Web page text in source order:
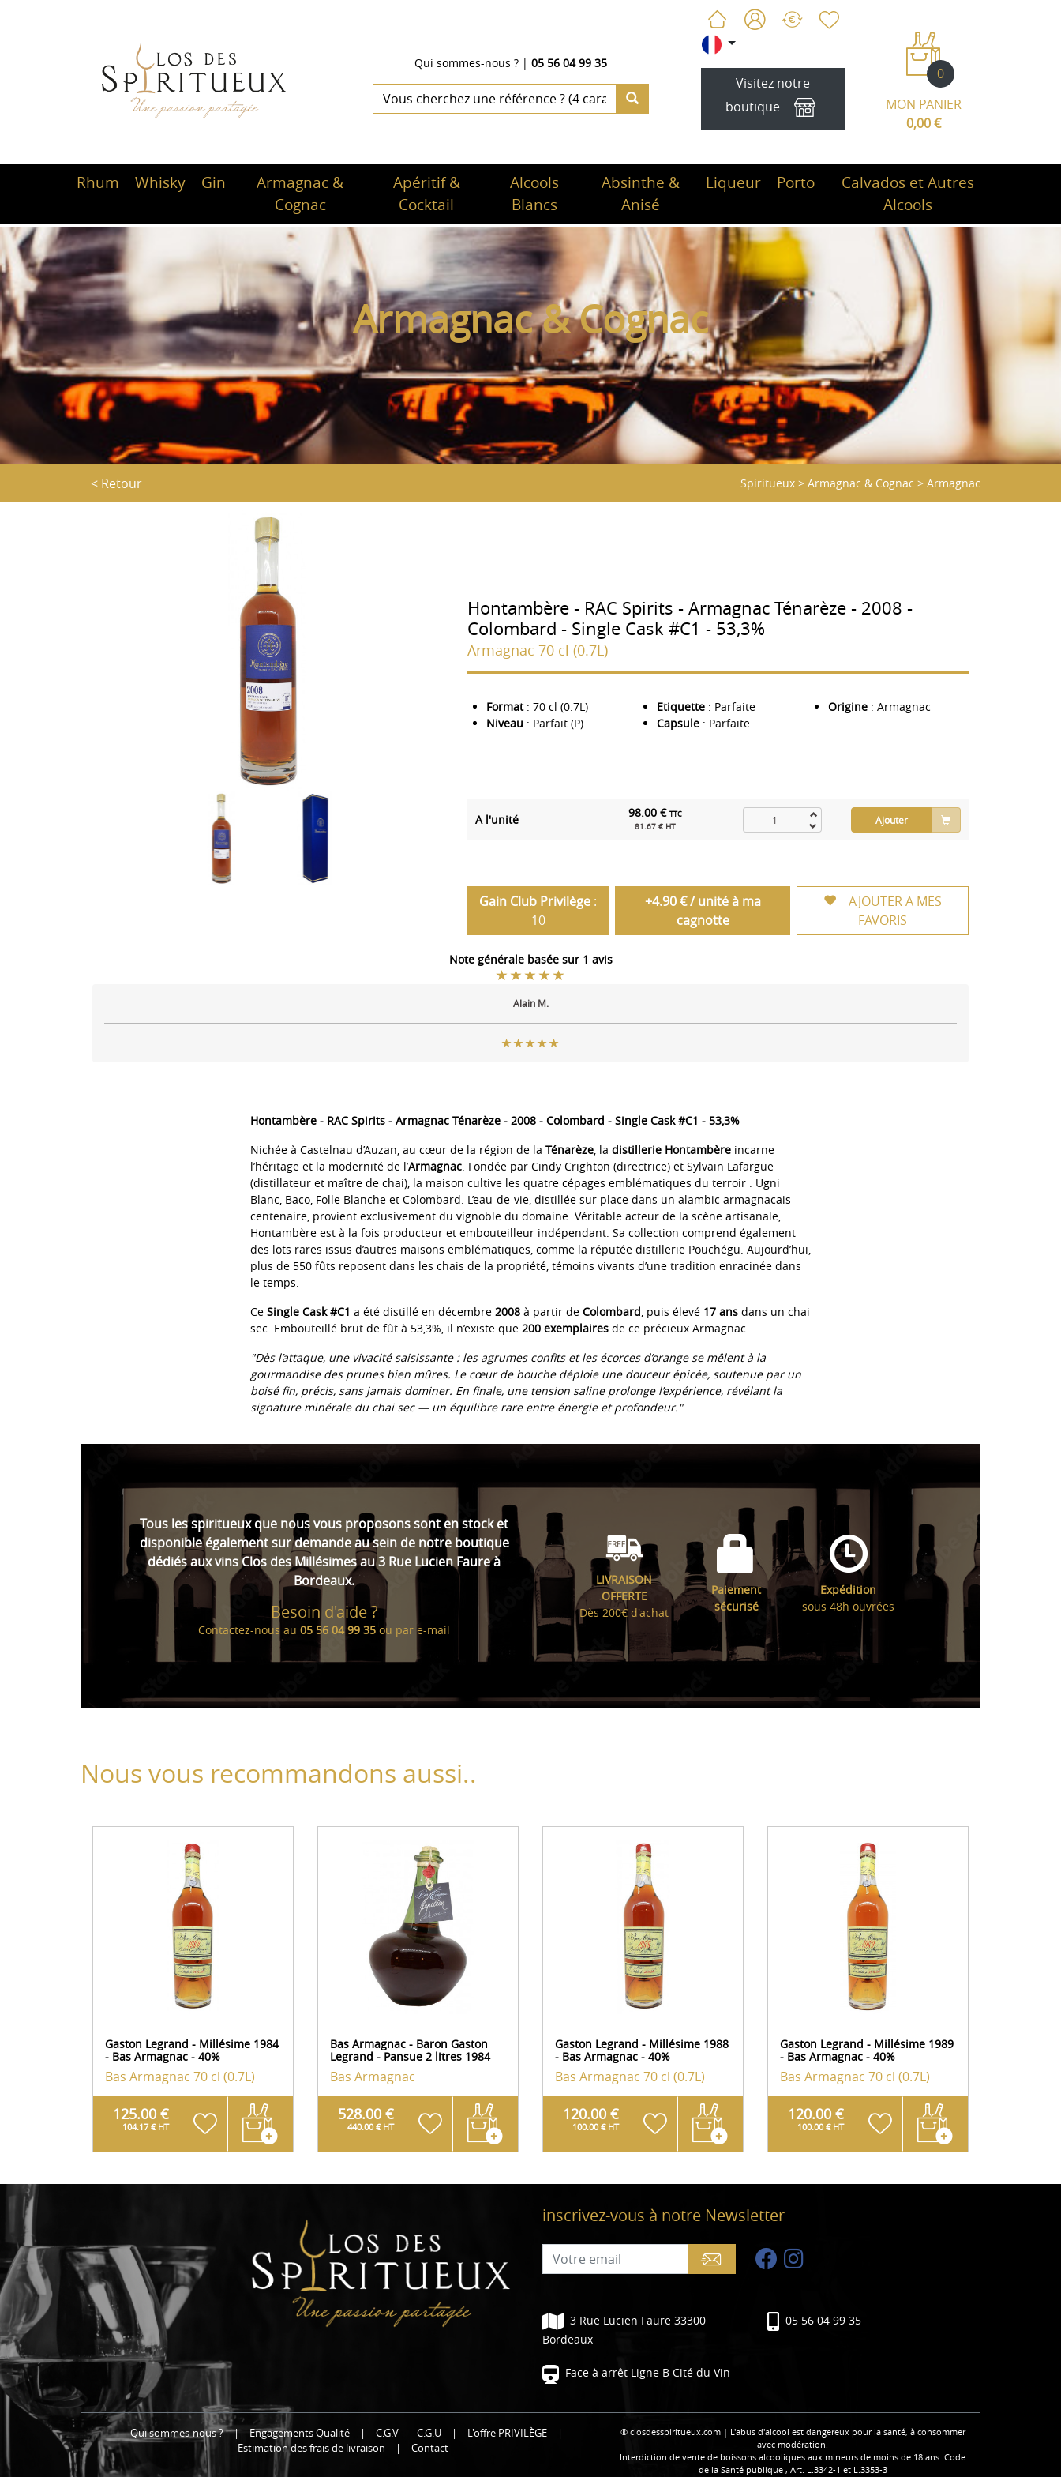
Visitez notre
boutique
0
MON PANIER
0,00 €
Qui sommes-nous ? |05 56 04 99 35
Rhum Whisky Gin
Armagnac &
Cognac
Apéritif &
Cocktail
Alcools
Blancs
Absinthe &
Anisé
Liqueur Porto
Calvados et Autres
Alcools
Armagnac & Cognac
< Retour Spiritueux > Armagnac & Cognac > Armagnac
Hontambère - RAC Spirits - Armagnac Ténarèze - 2008 -
Colombard - Single Cask #C1 - 53,3%
Armagnac 70 cl (0.7L)
Format: 70 cl (0.7L)
Niveau : Parfait (P)
Etiquette : Parfaite
Capsule : Parfaite
Origine: Armagnac
A l'unité 98.00 €TTC
81.67 € HT
Ajouter
Gain Club Privilège :
10
+4.90 € / unité à ma
cagnotte
AJOUTER A MES
FAVORIS
Note générale basée sur 1 avis
Alain M.
Hontambère - RAC Spirits - Armagnac Ténarèze - 2008 - Colombard - Single Cask #C1 - 53,3%
Nichée à Castelnau d’Auzan, au cœur de la région de la Ténarèze, la distillerie Hontambère incarne
l’héritage et la modernité de l’Armagnac. Fondée par Cindy Crighton (directrice) et Sylvain Lafargue
(distillateur et maître de chai), la maison cultive les quatre cépages emblématiques du terroir : Ugni
Blanc, Baco, Folle Blanche et Colombard. L’eau-de-vie, distillée sur place dans un alambic armagnacais
centenaire, provient exclusivement du vignoble du domaine. Véritable acteur de la scène artisanale,
Hontambère est à la fois producteur et embouteilleur indépendant. Sa collection comprend également
des lots rares issus d’autres maisons emblématiques, comme la réputée distillerie Pouchégu. Aujourd’hui,
plus de 550 fûts reposent dans les chais de la propriété, témoins vivants d’une tradition enracinée dans
le temps.
Ce Single Cask #C1 a été distillé en décembre 2008 à partir de Colombard, puis élevé 17 ans dans un chai
sec. Embouteillé brut de fût à 53,3%, il n’existe que 200 exemplaires de ce précieux Armagnac.
"Dès l’attaque, une vivacité saisissante : les agrumes confits et les écorces d’orange se mêlent à la
gourmandise des prunes bien mûres. Le cœur de bouche déploie une douceur épicée, soutenue par un
boisé fin, précis, sans jamais dominer. En finale, une tension saline prolonge l’expérience, révélant la
signature minérale du chai sec — un équilibre rare entre énergie et profondeur."
Tous les spiritueux que nous vous proposons sont en stock et
disponible également sur demande au sein de notre boutique
dédiés aux vins Clos des Millésimes au 3 Rue Lucien Faure à
Bordeaux.
Besoin d'aide ?
Contactez-nous au 05 56 04 99 35 ou par e-mail
LIVRAISON
OFFERTE
Dès 200€ d'achat
Paiement
sécurisé
Expédition
sous 48h ouvrées
Nous vous recommandons aussi..
Gaston Legrand - Millésime 1984
- Bas Armagnac - 40%
Bas Armagnac 70 cl (0.7L)
125.00 €
104.17 € HT
Bas Armagnac - Baron Gaston
Legrand - Pansue 2 litres 1984
Bas Armagnac
528.00 €
440.00 € HT
Gaston Legrand - Millésime 1988
- Bas Armagnac - 40%
Bas Armagnac 70 cl (0.7L)
120.00 €
100.00 € HT
Gaston Legrand - Millésime 1989
- Bas Armagnac - 40%
Bas Armagnac 70 cl (0.7L)
120.00 €
100.00 € HT
inscrivez-vous à notre Newsletter
3 Rue Lucien Faure 33300
Bordeaux
Face à arrêt Ligne B Cité du Vin
05 56 04 99 35
Qui sommes-nous ? | Engagements Qualité | C.G.V C.G.U | L'offre PRIVILÈGE
|
Estimation des frais de livraison
| Contact
® closdesspiritueux.com | L'abus d'alcool est dangereux pour la santé, à consommer
avec modération.
Interdiction de vente de boissons alcooliques aux mineurs de moins de 18 ans. Code
de la Santé publique , Art. L.3342-1 et L.3353-3